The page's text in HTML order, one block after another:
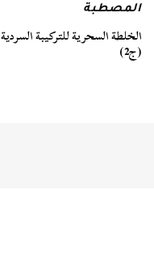
المصطبة
الخلطة السحرية للتركيبة السردية
(ج2)